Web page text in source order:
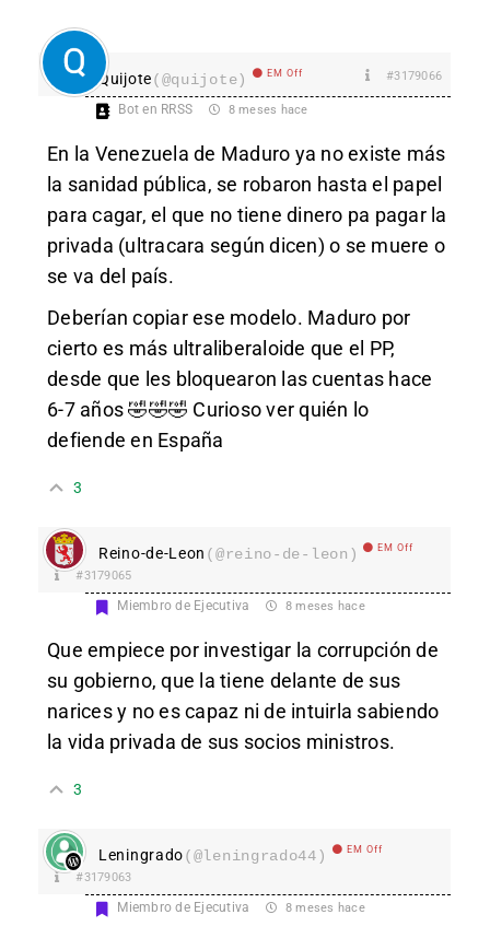
Quijote(@quijote) EM Off #3179066
Bot en RRSS 8 meses hace
En la Venezuela de Maduro ya no existe más
la sanidad pública, se robaron hasta el papel
para cagar, el que no tiene dinero pa pagar la
privada (ultracara según dicen) o se muere o
se va del país.
Deberían copiar ese modelo. Maduro por
cierto es más ultraliberaloide que el PP,
desde que les bloquearon las cuentas hace
6-7 años 🤣🤣🤣 Curioso ver quién lo
defiende en España
3
Reino-de-Leon (@reino-de-leon) EM Off
#3179065
Miembro de Ejecutiva 8 meses hace
Que empiece por investigar la corrupción de
su gobierno, que la tiene delante de sus
narices y no es capaz ni de intuirla sabiendo
la vida privada de sus socios ministros.
3
Leningrado(@leningrado44) EM Off
#3179063
Miembro de Ejecutiva 8 meses hace